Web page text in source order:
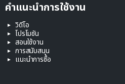
คำแนะนำการใช้งาน
วิดีโอ
โปรโมชัน
สอนใช้งาน
การสนับสนุน
แนะนำการซื้อ